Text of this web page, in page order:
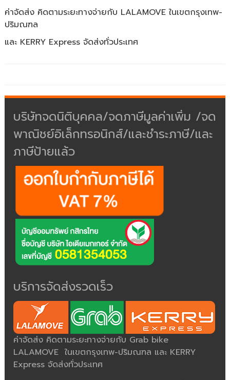
ค่าจัดส่ง คิดตามระยะทางจ่ายกับ LALAMOVE ในเขตกรุงเทพ-
ปริมณฑล
และ KERRY Express จัดส่งทั่วประเทศ
บริษัทจดนิติบุคคล/จดภาษีมูลค่าเพิ่ม /จด
พาณิชย์อิเล็กทรอนิกส์/และชำระภาษี/และ
ภาษีป้ายแล้ว
บริการจัดส่งรวดเร็ว
ค่าจัดส่ง คิดตามระยะทางจ่ายกับ Grab bike
LALAMOVE ในเขตกรุงเทพ-ปริมณฑล และ KERRY
Express จัดส่งทั่วประเทศ